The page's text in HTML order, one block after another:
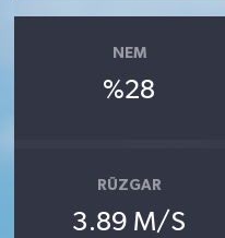
NEM
%28
RÜZGAR
3.89 M/S